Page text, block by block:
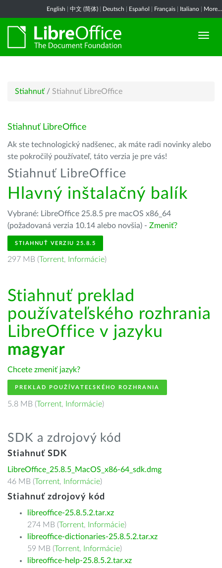
English 中文 (简体) Deutsch Español Français Italiano More...
Stiahnuť / Stiahnuť LibreOffice
Stiahnuť LibreOffice
Ak ste technologický nadšenec, ak máte radi novinky alebo
ste pokročilý používateľ, táto verzia je pre vás!
Stiahnuť LibreOffice
Hlavný inštalačný balík
Vybrané: LibreOffice 25.8.5 pre macOS x86_64
(požadovaná verzia 10.14 alebo novšia) - Zmeniť?
STIAHNUŤ VERZIU 25.8.5
297 MB (Torrent, Informácie)
Stiahnuť preklad
používateľského rozhrania
LibreOffice v jazyku
magyar
Chcete zmeniť jazyk?
PREKLAD POUŽÍVATEĽSKÉHO ROZHRANIA
5.8 MB (Torrent, Informácie)
SDK a zdrojový kód
Stiahnuť SDK
LibreOffice_25.8.5_MacOS_x86-64_sdk.dmg
46 MB (Torrent, Informácie)
Stiahnuť zdrojový kód
libreoffice-25.8.5.2.tar.xz
274 MB (Torrent, Informácie)
libreoffice-dictionaries-25.8.5.2.tar.xz
59 MB (Torrent, Informácie)
libreoffice-help-25.8.5.2.tar.xz